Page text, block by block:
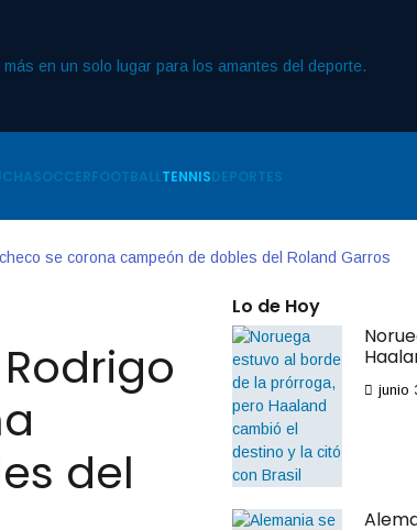
SOCCERFOOTBALLTENNISDEPORTES
se corona campeón de dobles del Roland Garros
del
Lo de Hoy
junio